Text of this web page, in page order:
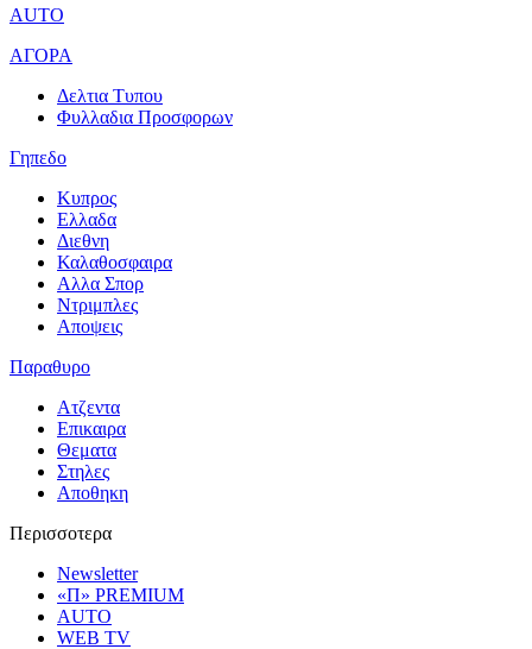
AUTO
ΑΓΟΡΑ
Δελτια Τυπου
Φυλλαδια Προσφορων
Γηπεδο
Κυπρος
Ελλαδα
Διεθνη
Καλαθοσφαιρα
Αλλα Σπορ
Ντριμπλες
Αποψεις
Παραθυρο
Ατζεντα
Επικαιρα
Θεματα
Στηλες
Αποθηκη
Περισσοτερα
Newsletter
«Π» PREMIUM
AUTO
WEB TV